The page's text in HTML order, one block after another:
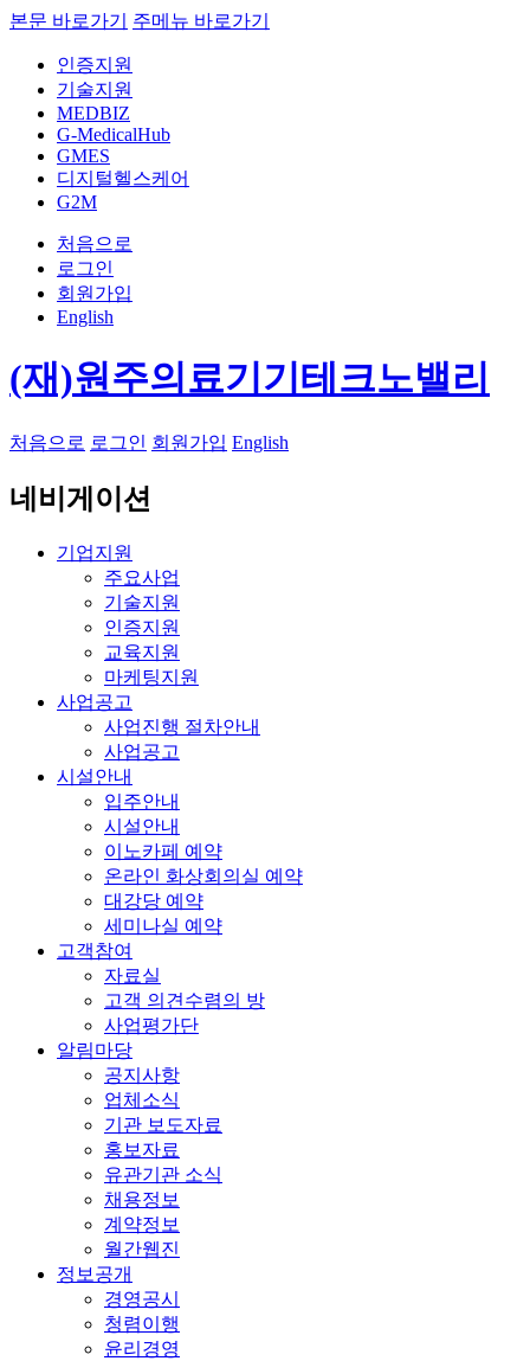
본문 바로가기 주메뉴 바로가기
인증지원
기술지원
MEDBIZ
G-MedicalHub
GMES
디지털헬스케어
G2M
처음으로
로그인
회원가입
English
(재)원주의료기기테크노밸리
처음으로 로그인 회원가입 English
네비게이션
기업지원
주요사업
기술지원
인증지원
교육지원
마케팅지원
사업공고
사업진행 절차안내
사업공고
시설안내
입주안내
시설안내
이노카페 예약
온라인 화상회의실 예약
대강당 예약
세미나실 예약
고객참여
자료실
고객 의견수렴의 방
사업평가단
알림마당
공지사항
업체소식
기관 보도자료
홍보자료
유관기관 소식
채용정보
계약정보
월간웹진
정보공개
경영공시
청렴이행
윤리경영